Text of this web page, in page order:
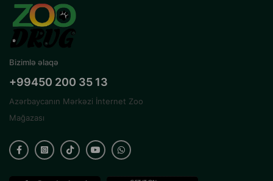
Bizimlə əlaqə
+99450 200 35 13
Azərbaycanın Mərkəzi İnternet Zoo
Mağazası